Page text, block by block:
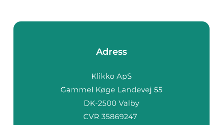
Adress